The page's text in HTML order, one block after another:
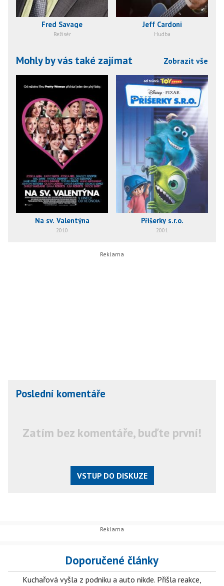
Fred Savage
Režisér
Jeff Cardoni
Hudba
Mohly by vás také zajímat Zobrazit vše
Na sv. Valentýna
2010
Příšerky s.r.o.
2001
Poslední komentáře
Zatím bez komentáře, buďte první!
VSTUP DO DISKUZE
Doporučené články
Kuchařová vyšla z podniku a auto nikde. Přišla reakce,